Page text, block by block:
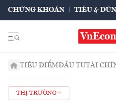
CHỨNG KHOÁN TIÊU &
TIÊU ĐIỂMĐẦU TƯTÀI
THỊ TRƯỜNG